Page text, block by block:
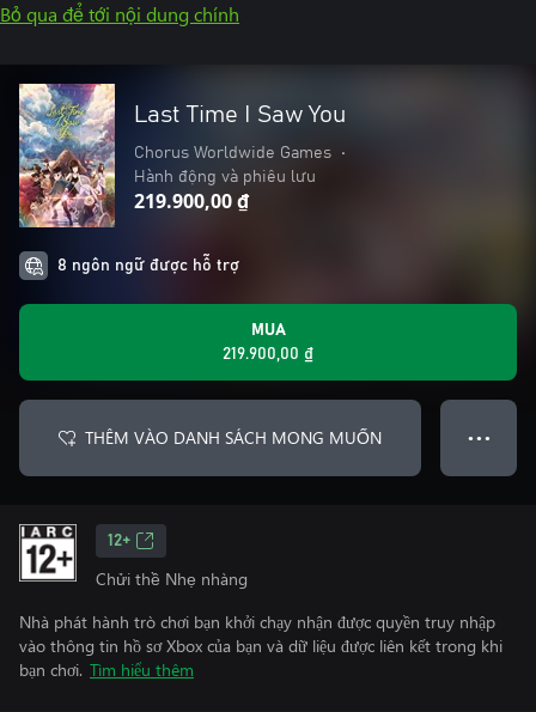
Bỏ qua để tới nội dung chính
Last Time I Saw You
Chorus Worldwide Games
•
Hành động và phiêu lưu
219.900,00 ₫
8 ngôn ngữ được hỗ trợ
MUA
219.900,00 ₫
THÊM VÀO DANH SÁCH MONG MUỐN ● ● ●
12+
Chửi thề Nhẹ nhàng
Nhà phát hành trò chơi bạn khởi chạy nhận được quyền truy nhập
vào thông tin hồ sơ Xbox của bạn và dữ liệu được liên kết trong khi
bạn chơi. Tìm hiểu thêm